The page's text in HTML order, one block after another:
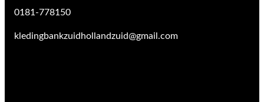
0181-778150
kledingbankzuidhollandzuid@gmail.com